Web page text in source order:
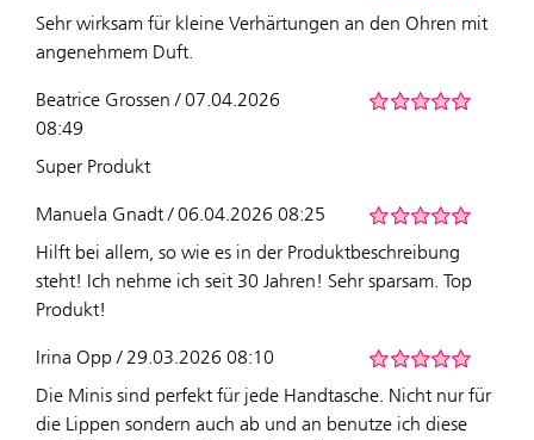
Sehr wirksam für kleine Verhärtungen an den Ohren mit
angenehmem Duft.
Beatrice Grossen / 07.04.2026
08:49
Super Produkt
Manuela Gnadt / 06.04.2026 08:25
Hilft bei allem, so wie es in der Produktbeschreibung
steht! Ich nehme ich seit 30 Jahren! Sehr sparsam. Top
Produkt!
Irina Opp / 29.03.2026 08:10
Die Minis sind perfekt für jede Handtasche. Nicht nur für
die Lippen sondern auch ab und an benutze ich diese